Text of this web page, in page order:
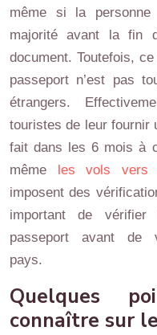
même si la personne
majorité avant la fin
document. Toutefois,
passeport n’est pas
étrangers.
touristes de leur fournir
fait dans les 6 mois à
même les vols vers
imposent des
important de
passeport avant de
pays.
Quelques
connaître sur